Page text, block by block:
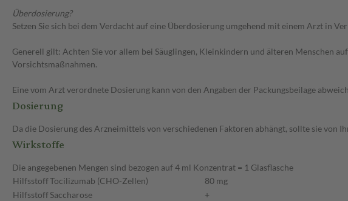
Überdosierung?
Setzen Sie sich bei dem Verdacht auf eine Überdosierung umgehend mit einem Arzt in
Generell gilt: Achten Sie vor allem bei Säuglingen, Kleinkindern und älteren Menschen
Vorsichtsmaßnahmen.
Eine vom Arzt verordnete Dosierung kann von den Angaben der Packungsbeilage
Dosierung
Da die Dosierung des Arzneimittels von verschiedenen Faktoren abhängt, sollte sie von
Wirkstoffe
Die angegebenen Mengen sind bezogen auf 4 ml Konzentrat = 1 Glasflasche
HilfsstoffTocilizumab (CHO-Zellen)
80 mg
HilfsstoffSaccharose
+